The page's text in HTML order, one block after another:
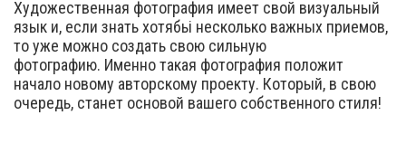
Художественная фотография имеет свой визуальный
язык и, если знать хотябьі несколько важных приемов,
то уже можно создать свою сильную
фотографию. Именно такая фотография положит
начало новому авторскому проекту. Который, в свою
очередь, станет основой вашего собственного стиля!